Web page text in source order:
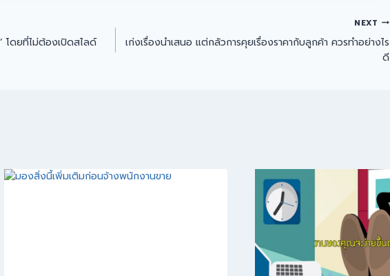
โดยที่ไม่ต้องเปิดสไลด์
NEXT
เก่งเรื่องนำเสนอ แต่กลัวการคุยเรื่องราคากับลูกค้า ควรทำอย่างไร
ดี